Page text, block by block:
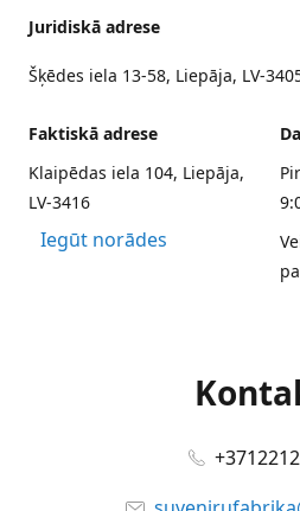
Juridiskā adrese
Šķēdes iela 13-58, Liepāja, LV-
Faktiskā adrese
Klaipēdas iela 104, Liepāja,
LV-3416
Iegūt norādes